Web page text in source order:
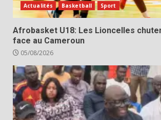
Actualités Basketball Sport
Afrobasket U18: Les Lioncelles
face au Cameroun
05/08/2026